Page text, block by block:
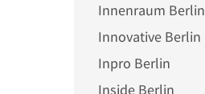
Innenraum Berlin
Innovative Berlin
Inpro Berlin
Inside Berlin